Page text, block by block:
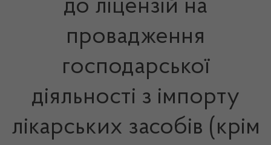
до ліцензій на
провадження
господарської
діяльності з імпорту
лікарських засобів (крім